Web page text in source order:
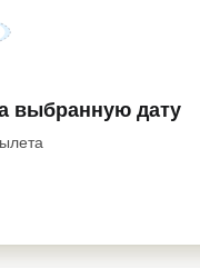
выбранную дату